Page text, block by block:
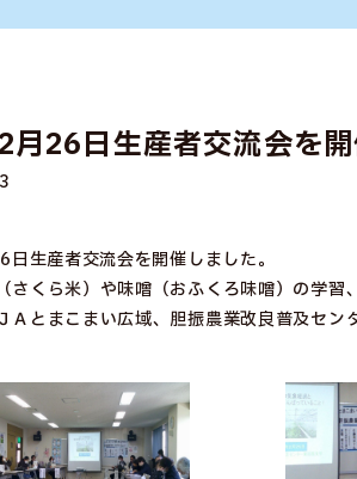
月26日生産者交流会を開
日生産者交流会を開催しました。
さくら米）や味噌（おふくろ味噌）の学習
Ａとまこまい広域、胆振農業改良普及セン